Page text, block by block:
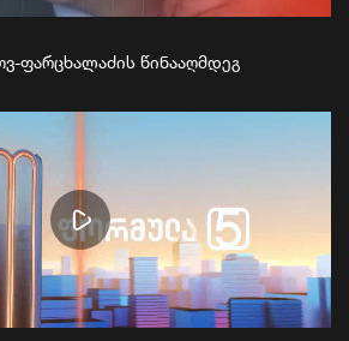
ფარცხალაძის წინააღმდეგ